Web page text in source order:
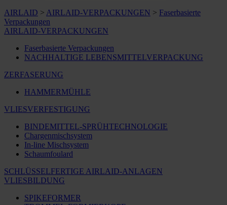
AIRLAID > AIRLAID-VERPACKUNGEN > Faserbasierte
Verpackungen
AIRLAID-VERPACKUNGEN
Faserbasierte Verpackungen
NACHHALTIGE LEBENSMITTELVERPACKUNG
ZERFASERUNG
HAMMERMÜHLE
VLIESVERFESTIGUNG
BINDEMITTEL-SPRÜHTECHNOLOGIE
Chargenmischsystem
In-line Mischsystem
Schaumfoulard
SCHLÜSSELFERTIGE AIRLAID-ANLAGEN
VLIESBILDUNG
SPIKEFORMER